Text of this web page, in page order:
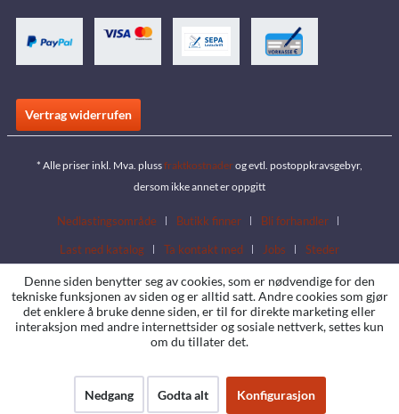
Vertrag widerrufen
* Alle priser inkl. Mva. plussfraktkostnaderog evtl. postoppkravsgebyr,
dersom ikke annet er oppgitt
Nedlastingsområde Butikk finner
Bli forhandler
Last ned katalog
Ta kontakt med Jobs Steder
Denne siden benytter seg av cookies, som er nødvendige for den
tekniske funksjonen av siden og er alltid satt. Andre cookies som gjør
det enklere å bruke denne siden, er til for direkte marketing eller
interaksjon med andre internettsider og sosiale nettverk, settes kun
om du tillater det.
Nedgang Godta alt Konfigurasjon